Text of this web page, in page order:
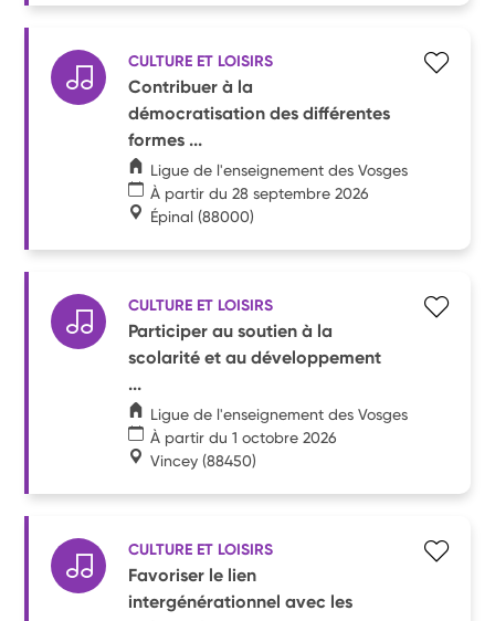
CULTURE ET LOISIRS
Contribuer à la
démocratisation des différentes
formes ...
Ligue de l'enseignement des Vosges
À partir du 28 septembre 2026
Épinal (88000)
CULTURE ET LOISIRS
Participer au soutien à la
scolarité et au développement
...
Ligue de l'enseignement des Vosges
À partir du 1 octobre 2026
Vincey (88450)
CULTURE ET LOISIRS
Favoriser le lien
intergénérationnel avec les